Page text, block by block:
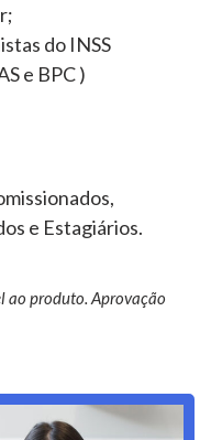
do INSS
e BPC )
e Estagiários.
ao produto. Aprovação